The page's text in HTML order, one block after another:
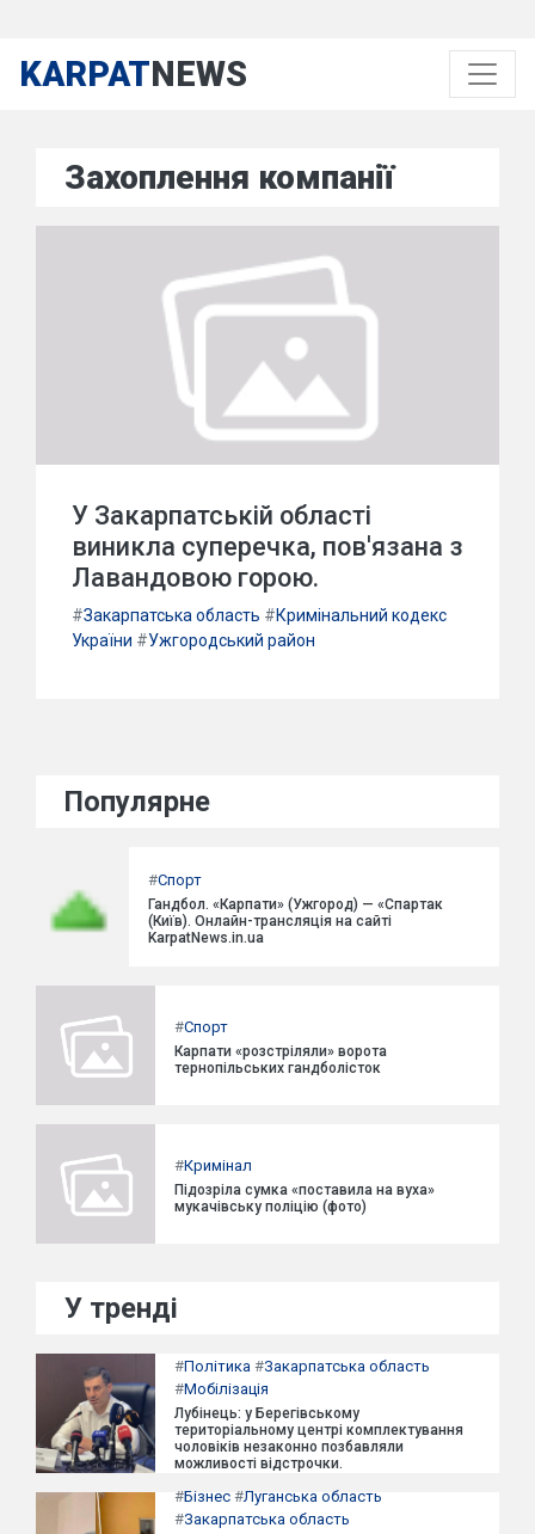
KARPATNEWS
Захоплення компанії
У Закарпатській області
виникла суперечка, пов'язана з
Лавандовою горою.
#Закарпатська область #Кримінальний кодекс
України #Ужгородський район
Популярне
#Спорт
Гандбол. «Карпати» (Ужгород) — «Спартак
(Київ). Онлайн-трансляція на сайті
KarpatNews.in.ua
#Спорт
Карпати «розстріляли» ворота
тернопільських гандболісток
#Кримінал
Підозріла сумка «поставила на вуха»
мукачівську поліцію (фото)
У тренді
#Політика #Закарпатська область
#Мобілізація
Лубінець: у Берегівському
територіальному центрі комплектування
чоловіків незаконно позбавляли
можливості відстрочки.
#Бізнес #Луганська область
#Закарпатська область